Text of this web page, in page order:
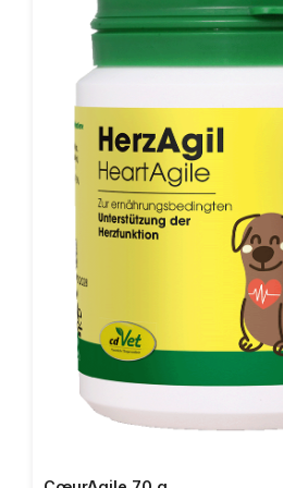
Zélande (chair de moule non
source naturelle de
des micronutriments, les
sont pas davantage sollicités.
ForceMinérale.Composition:
poudre de Moule verte de
moule non dégraissée,
d‘algues, farine de pépins de
parois cellulaires de levure de
moringa biologique, tourbe,
d‘oeufAdditifs/kg: Additifs
d‘origine sédimentaire (1g568)
de clinoptilolite d’origine
dépasser la teneur maximale de
mg/kg.Constituants analytiques:
magnésium 1,19%, phosphore
cendres insolubles dans HCl
d‘alimentation: Ajouter
poids corporel à la nourriture. 1
env. 2 g.